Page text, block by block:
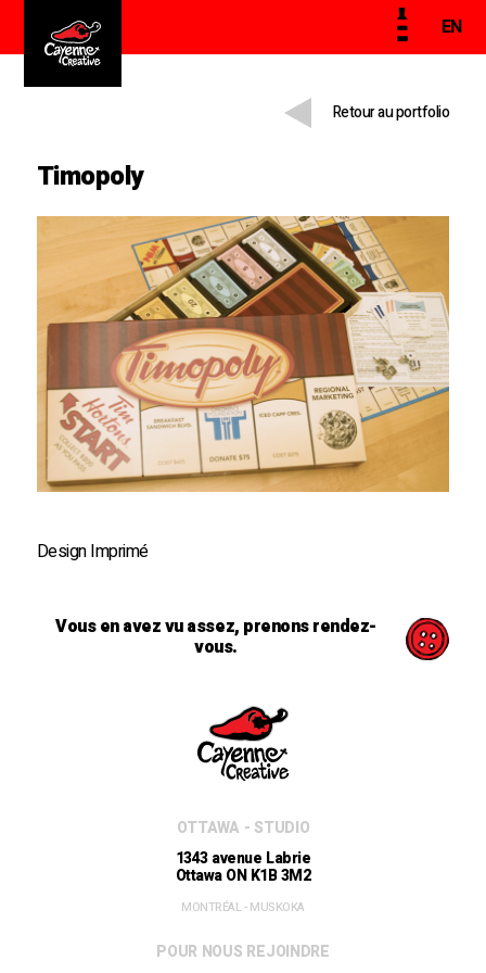
EN
Retour au portfolio
Timopoly
Design Imprimé
Vous en avez vu assez, prenons rendez-
vous.
OTTAWA - STUDIO
1343 avenue Labrie
Ottawa ON K1B 3M2
MONTRÉAL - MUSKOKA
POUR NOUS REJOINDRE